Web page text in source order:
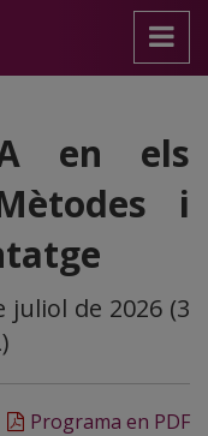
en els
i
juliol de 2026 (3
Programa en PDF